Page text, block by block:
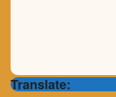
Translate: